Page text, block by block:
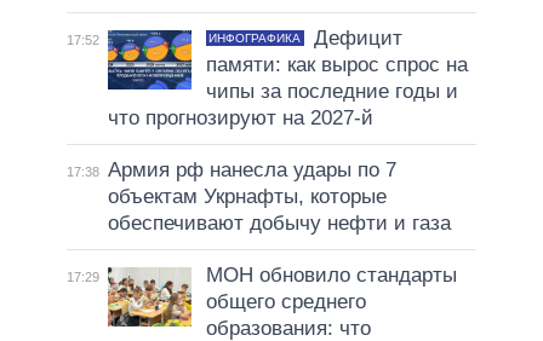
17:52 ИНФОГРАФИКА
Дефицит
памяти: как вырос спрос на
чипы за последние годы и
что прогнозируют на 2027-й
17:38 Армия рф нанесла удары по 7
объектам Укрнафты, которые
обеспечивают добычу нефти и газа
17:29
МОН обновило стандарты
общего среднего
образования: что